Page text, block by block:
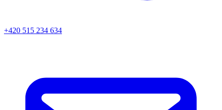
+420 515 234 634